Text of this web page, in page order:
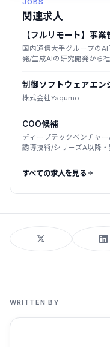
関連求人
【フルリモート】事
国内通信大手グループの
発/生成AIの研究開発から
制御ソフトウェアエン
株式会社Yaqumo
COO候補
ディープテックベンチャ
誘導技術/シリーズA以降
すべての求人を見る
WRITTEN BY